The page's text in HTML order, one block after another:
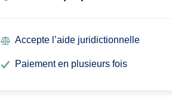
Accepte l’aide juridictionnelle
Paiement en plusieurs fois